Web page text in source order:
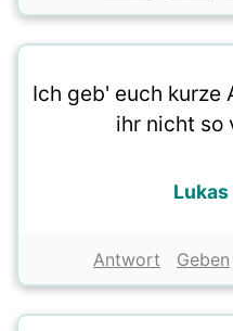
Ich geb' euch kurze
ihr nicht so
Antwort Geben